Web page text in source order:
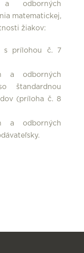
a odborných
matematickej,
žiakov:
s prílohou č. 7
a odborných
štandardnou
(príloha č. 8
a odborných